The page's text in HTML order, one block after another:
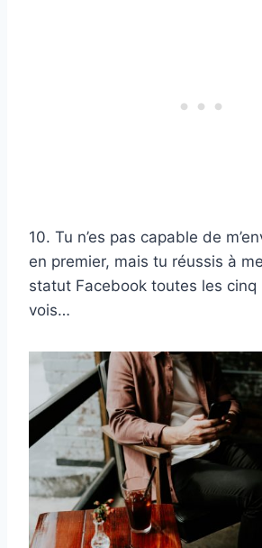
10. Tu n’es pas capable de
en premier, mais tu réussis à
statut Facebook toutes les cinq
vois…